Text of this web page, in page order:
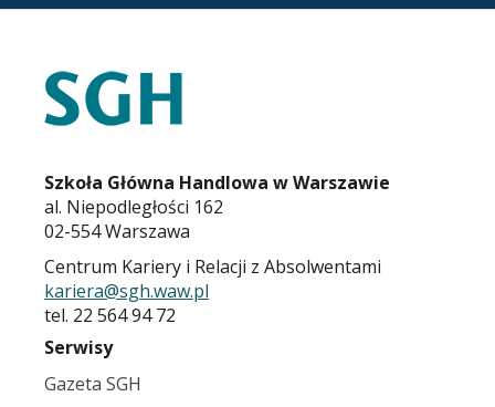
Szkoła Główna Handlowa w Warszawie
al. Niepodległości 162
02-554 Warszawa
Centrum Kariery i Relacji z Absolwentami
kariera@sgh.waw.pl
tel. 22 564 94 72
Serwisy
Gazeta SGH